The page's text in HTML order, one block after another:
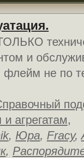
и
флейм не по
агрегатам,
, Юра, Fracy,
,